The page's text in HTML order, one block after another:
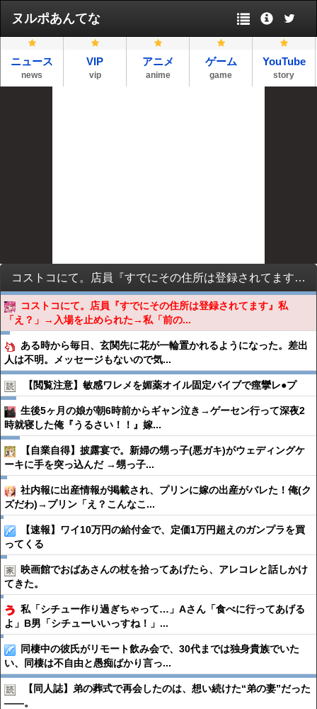
ヌルポあんてな
ニュース
news
VIP
vip
アニメ
anime
ゲーム
game
YouTube
story
コストコにて。店員『すでにその住所は登録されてます』私「え？」→入場を止められた→私「前の住人だと思う…」店員『お金払ってね』私（渋々払う）→入店すると・・・
コストコにて。店員『すでにその住所は登録されてます』私
「え？」→入場を止められた→私「前の...
ある時から毎日、玄関先に花が一輪置かれるようになった。差出
人は不明。メッセージもないので気...
【閲覧注意】敏感ワレメを媚薬オイル固定バイブで痙攣レ●︎プ
生後5ヶ月の娘が朝6時前からギャン泣き→ゲーセン行って深夜2
時就寝した俺『うるさい！！』嫁...
【自業自得】披露宴で。新婦の甥っ子(悪ガキ)がウェディングケ
ーキに手を突っ込んだ →甥っ子...
社内報に出産情報が掲載され、プリンに嫁の出産がバレた！俺(ク
ズだわ)→プリン「え？こんなこ...
【速報】ワイ10万円の給付金で、定価1万円超えのガンプラを買
ってくる
映画館でおばあさんの杖を拾ってあげたら、アレコレと話しかけ
てきた。
私「シチュー作り過ぎちゃって…」Aさん「食べに行ってあげる
よ」B男「シチューいいっすね！」...
同棲中の彼氏がリモート飲み会で、30代までは独身貴族でいた
い、同棲は不自由と愚痴ばかり言っ...
【同人誌】弟の葬式で再会したのは、想い続けた“弟の妻”だった
――。